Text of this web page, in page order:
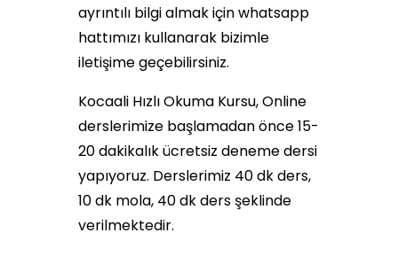
ayrıntılı bilgi almak için whatsapp
hattımızı kullanarak bizimle
iletişime geçebilirsiniz.
Kocaali Hızlı Okuma Kursu, Online
derslerimize başlamadan önce 15-
20 dakikalık ücretsiz deneme dersi
yapıyoruz. Derslerimiz 40 dk ders,
10 dk mola, 40 dk ders şeklinde
verilmektedir.